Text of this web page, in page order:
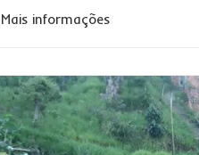
Mais informações